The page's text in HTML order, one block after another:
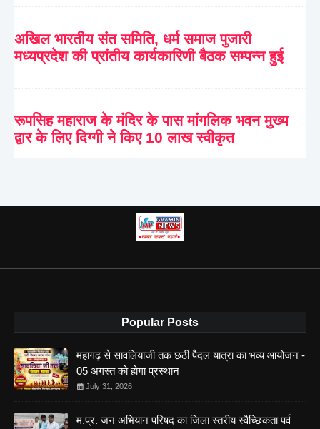
अखिल भारतीय संत समिति, धर्म समाज पुजारी
मध्यप्रदेश की प्रांतीय कार्यकारिणी बैठक सम्पन्न हुई
रूपसिह महाराज के मंदिर के पास मांगलिक भवन मुख्य
द्वार के लिए दिग्गी ने किए 10 लाख स्वीकृत
Popular Posts
महागढ़ से सावलियाजी तक छठी पैदल यात्रा का भव्य आयोजन -
05 अगस्त को होगा प्रस्थान
July 31, 2026
म.प्र. जन अभियान परिषद का जिला स्तरीय स्वैच्छिकता पर्व